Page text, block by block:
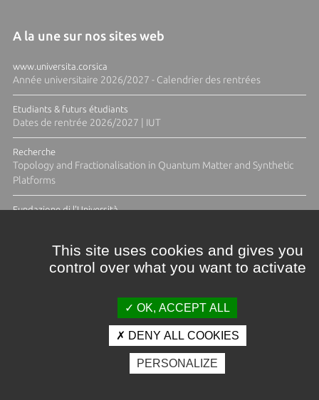
A la une sur nos sites web
www.universita.corsica
Année universitaire 2026/2027 - Calendrier des rentrées
Etudiants & futurs étudiants
Dates de rentrée 2026/2027 | IUT
Recherche
Topology and Fractionalisation in Quantum Matter and Synthetic
Platforms
Fundazione di l'Università
Crédits et mentions légales
Espace presse
Photothèque
This site uses cookies and gives you
control over what you want to activate
OK, ACCEPT ALL
DENY ALL COOKIES
PERSONALIZE